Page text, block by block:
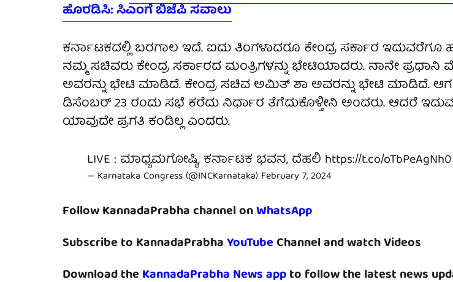
ಹೊರಡಿಸಿ: ಸಿಎಂಗೆ ಬಿಜೆಪಿ ಸವಾಲು
ಕರ್ನಾಟಕದಲ್ಲಿ ಬರಗಾಲ ಇದೆ. ಐದು ತಿಂಗಳಾದರೂ ಕೇಂದ್ರ ಸರ್ಕಾರ ಇದುವರೆಗೂ
ನಮ್ಮ ಸಚಿವರು ಕೇಂದ್ರ ಸರ್ಕಾರದ ಮಂತ್ರಿಗಳನ್ನು ಭೇಟಿಯಾದರು. ನಾನೇ
ಅವರನ್ನು ಭೇಟಿ ಮಾಡಿದೆ. ಕೇಂದ್ರ ಸಚಿವ ಅಮಿತ್ ಶಾ ಅವರನ್ನು ಭೇಟಿ ಮಾಡಿದೆ.
ಡಿಸೆಂಬರ್ 23 ರಂದು ಸಭೆ ಕರೆದು ನಿರ್ಧಾರ ತೆಗೆದುಕೊಳ್ತೀನಿ ಅಂದರು. ಆದರೆ
ಯಾವುದೇ ಪ್ರಗತಿ ಕಂಡಿಲ್ಲ ಎಂದರು.
LIVE : ಮಾಧ್ಯಮಗೋಷ್ಠಿ, ಕರ್ನಾಟಕ ಭವನ, ದೆಹಲಿ https://t.co/oTbPeAgNh0
— Karnataka Congress (@INCKarnataka) February 7, 2024
Follow KannadaPrabha channel onWhatsApp
Subscribe to KannadaPrabhaYouTubeChannel and watch Videos
Download the KannadaPrabha News appto follow the latest news